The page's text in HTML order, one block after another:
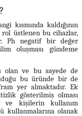
kısmında kaldığının
rol üstlenen bu cihazlar,
Ph negatif bir değer
oluşması gündeme
olan ve bu sayede de
bu üründe bir de
yer almaktadır. Ek
gösterilmiş olması
ve kişilerin kullanım
kullanmalarına olanak